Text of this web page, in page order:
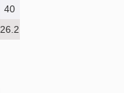
40
26.2